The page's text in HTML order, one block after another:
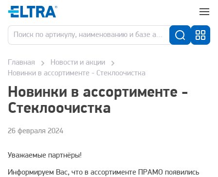
Главная
Новости и акции
Новинки в ассортименте - Стеклоочистка
Новинки в ассортименте -
Стеклоочистка
26 февраля 2024
Уважаемые партнёры!
Информируем Вас, что в ассортименте ПРАМО появились